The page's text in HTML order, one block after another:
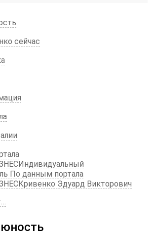
сейчас
По данным портала
Эдуард Викторович